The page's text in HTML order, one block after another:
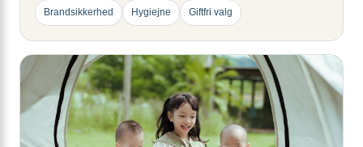
Brandsikkerhed Hygiejne Giftfri valg